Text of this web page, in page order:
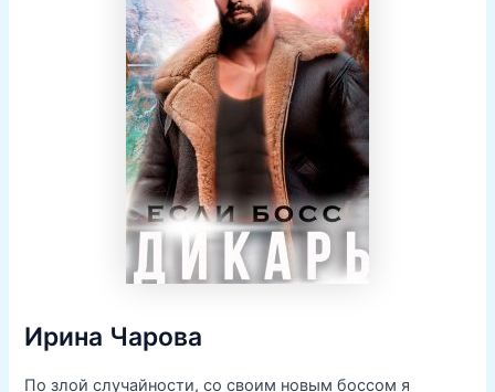
Ирина Чарова
По злой случайности, со своим новым боссом я